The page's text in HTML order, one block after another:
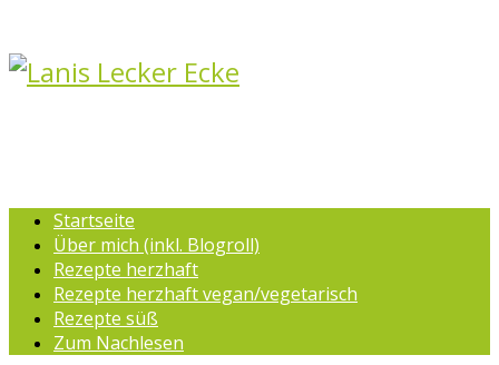
Startseite
Über mich (inkl. Blogroll)
Rezepte herzhaft
Rezepte herzhaft vegan/vegetarisch
Rezepte süß
Zum Nachlesen